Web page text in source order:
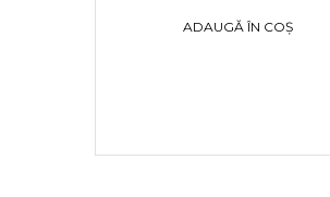
ADAUGĂ ÎN COȘ